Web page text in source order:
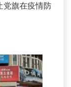
党旗在疫情防